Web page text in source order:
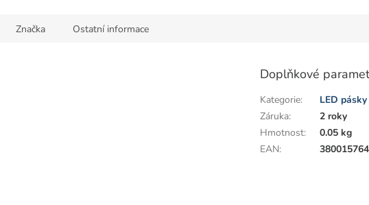
Značka Ostatní informace
Doplňkové
Kategorie:
LED pásky
Záruka:
2 roky
Hmotnost:
0.05 kg
EAN: